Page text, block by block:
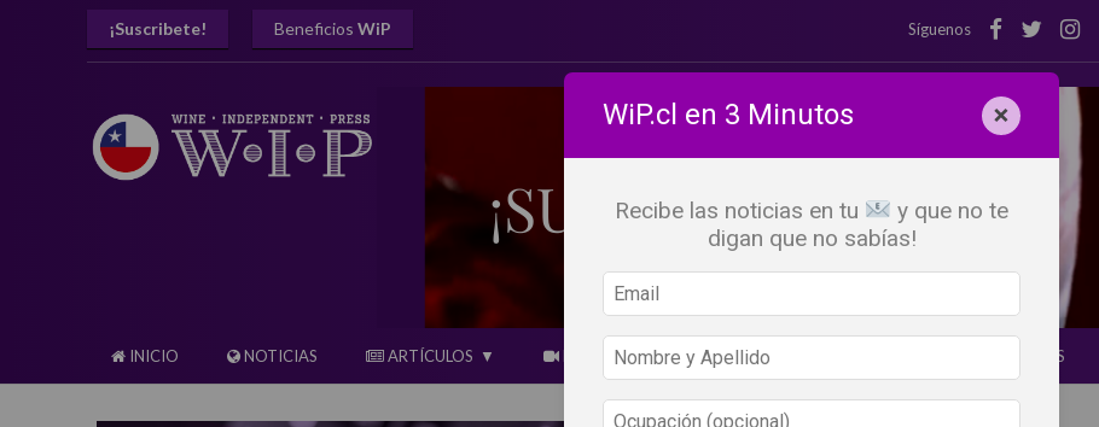
¡Suscribete! Beneficios WiP Síguenos
INICIO NOTICIAS ARTÍCULOS BEBER X LOS OJOS GLOSARIO DEL VINO PANORAMAS
WiP.cl en 3 Minutos ×
Recibe las noticias en tu
y que no te
digan que no sabías!